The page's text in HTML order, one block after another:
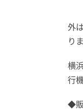
外
り
横
行
◆